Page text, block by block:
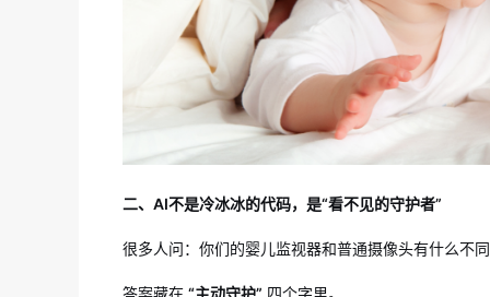
二、AI不是冷冰冰的代码，是“看不见的守护者”
很多人问：你们的婴儿监视器和普通摄像头有什么不
答案藏在 “主动守护” 四个字里。